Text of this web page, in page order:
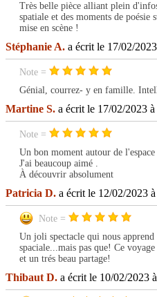
Très belle pièce alliant plein
spatiale et des moments de
mise en scène !
Stéphanie A. a écrit le 17/02/
Note =
Génial, courrez- y en famille.
Martine S. a écrit le 17/02/2023
Note =
Un bon moment autour de l'espace
J'ai beaucoup aimé .
À découvrir absolument
Patricia D. a écrit le 12/02/2023
Note =
Un joli spectacle qui nous apprend
spaciale...mais pas que! Ce
et un trés beau partage!
Thibaut D. a écrit le 10/02/2023